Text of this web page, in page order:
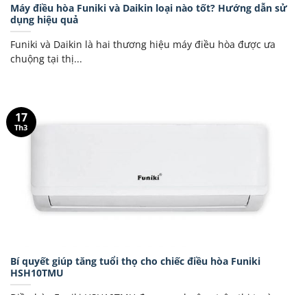
Máy điều hòa Funiki và Daikin loại nào tốt? Hướng dẫn sử
dụng hiệu quả
Funiki và Daikin là hai thương hiệu máy điều hòa được ưa
chuộng tại thị...
Bí quyết giúp tăng tuổi thọ cho chiếc điều hòa Funiki
HSH10TMU
17
Th3